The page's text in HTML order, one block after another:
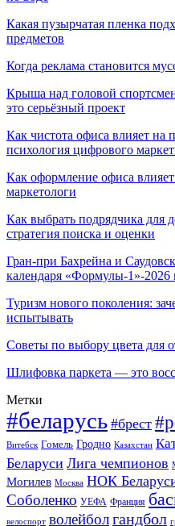
Какая пузырчатая пленка
предметов
Когда реклама становится
Крыша над головой
это серьёзный проект
Как чистота офиса влияет на
психология цифрового
Как оформление офиса
маркетологи
Как выбрать подрядчика для
стратегия поиска и оценки
Гран-при Бахрейна и
календаря «Формулы-1»-2026
Туризм нового поколения:
испытывать
Советы по выбору цвета для
Шлифовка паркета — это
Метки
#беларусь #брест
Витебск Гомель Гродно Казахстан
Беларуси Лига чемпионов
Могилев Москва НОК
Соболенко УЕФА Франция
велоспорт волейболгандбол